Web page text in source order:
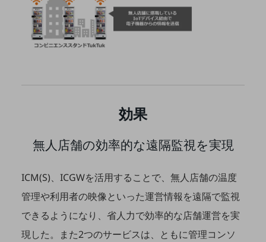
セキュリティ
その他のお悩みはこちら
業界から見つける
業界から見つけるTOP
その他の業界はこちら
ゲーム感覚で見つける
ビジネスお悩み診断
NTTドコモビジネス
オンラインショップ
効果
無人店舗の効率的な遠隔監視を実現
ICM(S)、ICGWを活用することで、無人店舗の温度
管理や利用者の映像といった運営情報を遠隔で監視
できるようになり、省人力で効率的な店舗運営を実
現した。また2つのサービスは、ともに管理コンソ